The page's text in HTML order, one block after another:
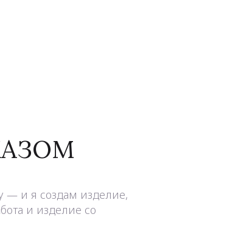
— и я создам изделие,
и изделие со